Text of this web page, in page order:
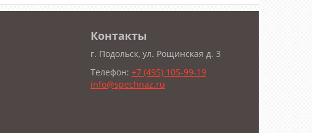
Контакты
г. Подольск, ул. Рощинская д. 3
Телефон: +7 (495) 105-99-19
info@spechnaz.ru